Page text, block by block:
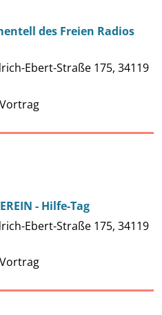
des Freien Radios
Ebert-Straße 175, 34119
- Hilfe-Tag
Ebert-Straße 175, 34119